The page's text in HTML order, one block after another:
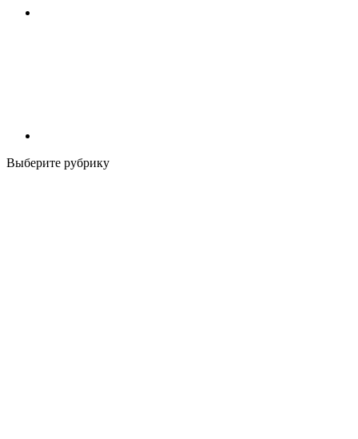
Выберите рубрику